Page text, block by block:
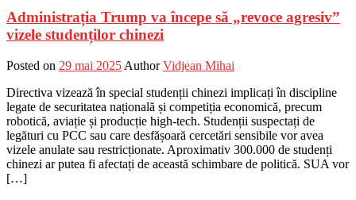
Administrația Trump va începe să „revoce agresiv”
vizele studenților chinezi
Posted on 29 mai 2025 Author Vidjean Mihai
Directiva vizează în special studenții chinezi implicați în discipline
legate de securitatea națională și competiția economică, precum
robotică, aviație și producție high-tech. Studenții suspectați de
legături cu PCC sau care desfășoară cercetări sensibile vor avea
vizele anulate sau restricționate. Aproximativ 300.000 de studenți
chinezi ar putea fi afectați de această schimbare de politică. SUA vor
[…]